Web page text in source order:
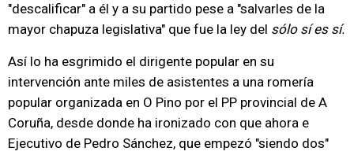
"descalificar" a él y a su partido pese a "salvarles de la
mayor chapuza legislativa" que fue la ley del sólo sí es sí.
Así lo ha esgrimido el dirigente popular en su
intervención ante miles de asistentes a una romería
popular organizada en O Pino por el PP provincial de A
Coruña, desde donde ha ironizado con que ahora e
Ejecutivo de Pedro Sánchez, que empezó "siendo dos"